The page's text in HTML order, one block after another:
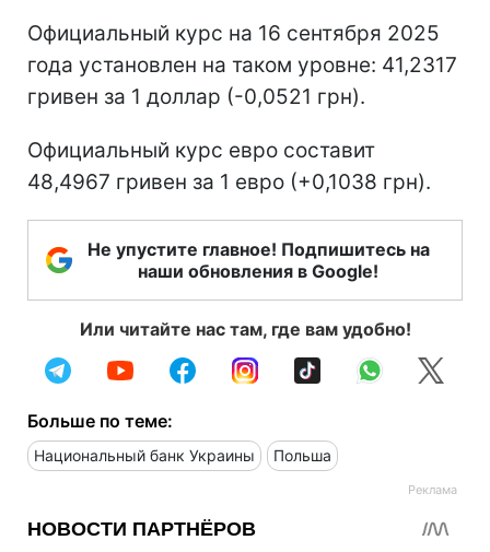
Официальный курс на 16 сентября 2025
года установлен на таком уровне: 41,2317
гривен за 1 доллар (-0,0521 грн).
Официальный курс евро составит
48,4967 гривен за 1 евро (+0,1038 грн).
Не упустите главное! Подпишитесь на
наши обновления в Google!
Или читайте нас там, где вам удобно!
Больше по теме:
Национальный банк Украины Польша